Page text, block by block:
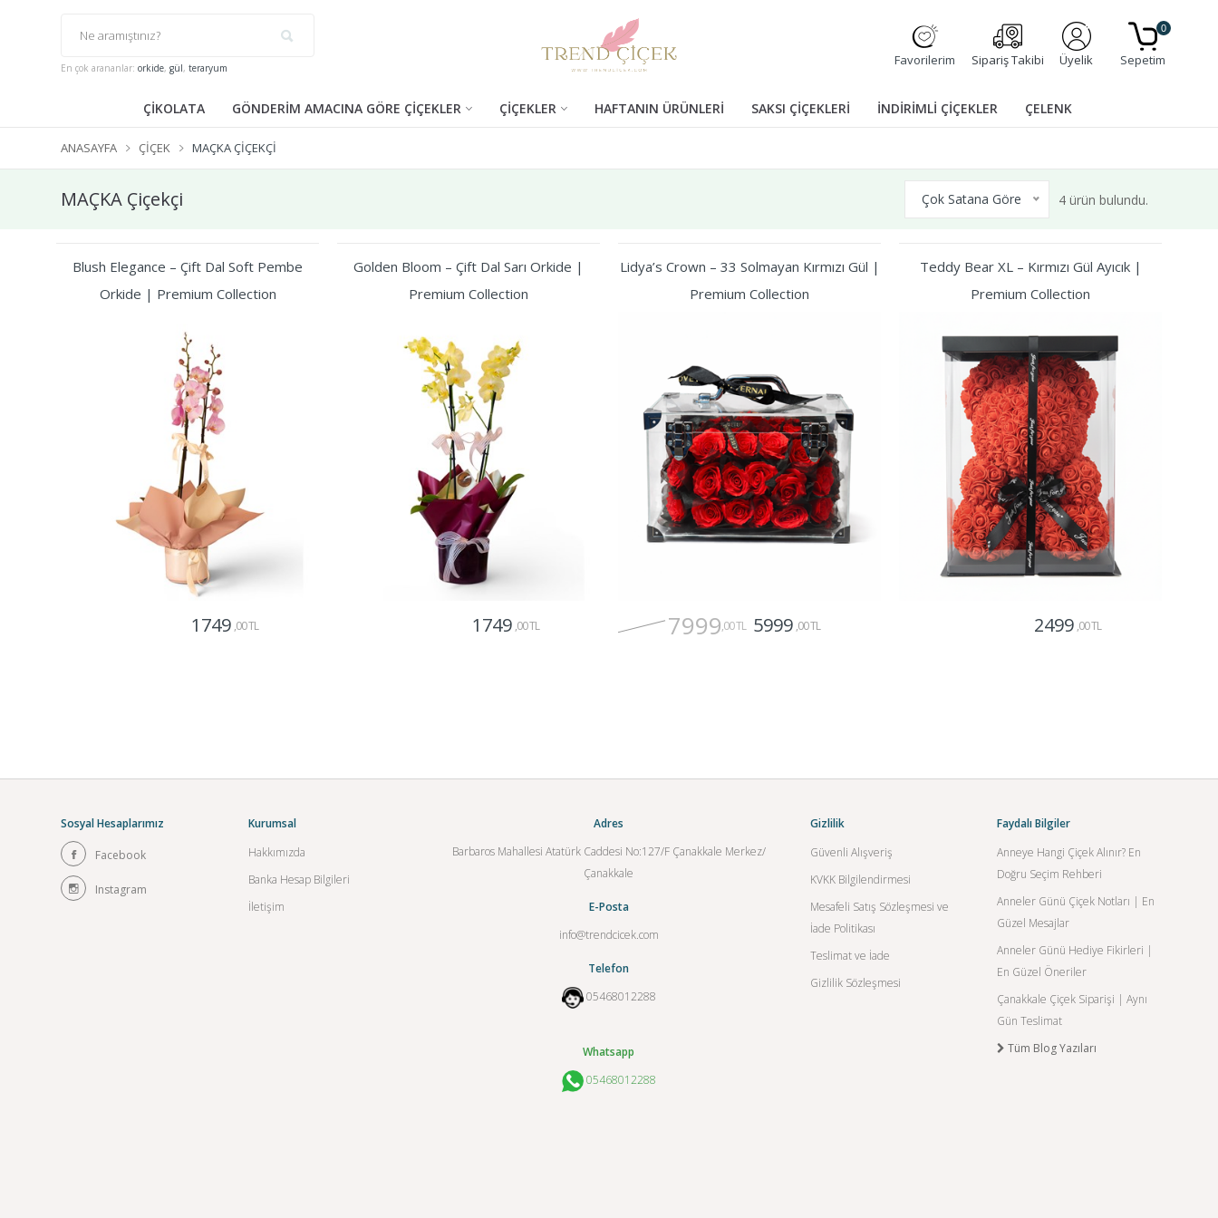
En çok arananlar: orkide, gül, teraryum Favorilerim Sipariş Takibi Üyelik Sepetim
0
ÇİKOLATA GÖNDERİM AMACINA GÖRE ÇİÇEKLER ÇİÇEKLER HAFTANIN ÜRÜNLERİ SAKSI ÇİÇEKLERİ İNDİRİMLİ ÇİÇEKLER ÇELENK
ANASAYFA ÇIÇEK MAÇKA ÇIÇEKÇI
MAÇKA Çiçekçi Çok Satana Göre 4 ürün bulundu.
Blush Elegance – Çift Dal Soft Pembe
Orkide | Premium Collection
1749 ,00 TL
Golden Bloom – Çift Dal Sarı Orkide |
Premium Collection
1749 ,00 TL
Lidya’s Crown – 33 Solmayan Kırmızı Gül |
Premium Collection
7999,00 TL 5999 ,00 TL
Teddy Bear XL – Kırmızı Gül Ayıcık |
Premium Collection
2499 ,00 TL
Sosyal Hesaplarımız
Facebook
Instagram
Kurumsal
Hakkımızda
Banka Hesap Bilgileri
İletişim
Adres
Barbaros Mahallesi Atatürk Caddesi No:127/F Çanakkale Merkez/
Çanakkale
E-Posta
info@trendcicek.com
Telefon
05468012288
Whatsapp
05468012288
Gizlilik
Güvenli Alışveriş
KVKK Bilgilendirmesi
Mesafeli Satış Sözleşmesi ve
İade Politikası
Teslimat ve İade
Gizlilik Sözleşmesi
Faydalı Bilgiler
Anneye Hangi Çiçek Alınır? En
Doğru Seçim Rehberi
Anneler Günü Çiçek Notları | En
Güzel Mesajlar
Anneler Günü Hediye Fikirleri |
En Güzel Öneriler
Çanakkale Çiçek Siparişi | Aynı
Gün Teslimat
Tüm Blog Yazıları